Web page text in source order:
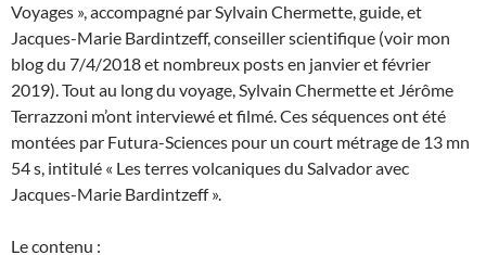
Voyages », accompagné par Sylvain Chermette, guide, et
Jacques-Marie Bardintzeff, conseiller scientifique (voir mon
blog du 7/4/2018 et nombreux posts en janvier et février
2019). Tout au long du voyage, Sylvain Chermette et Jérôme
Terrazzoni m’ont interviewé et filmé. Ces séquences ont été
montées par Futura-Sciences pour un court métrage de 13 mn
54 s, intitulé « Les terres volcaniques du Salvador avec
Jacques-Marie Bardintzeff ».
Le contenu :